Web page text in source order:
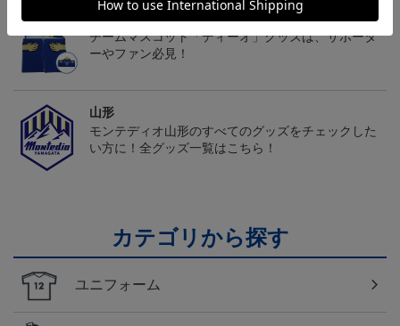
チームマスコット「ディーオ」グッズは、サポータ
ーやファン必見！
山形
モンテディオ山形のすべてのグッズをチェックした
い方に！全グッズ一覧はこちら！
カテゴリから探す
ユニフォーム